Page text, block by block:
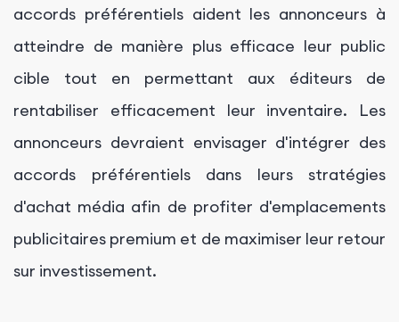
accords préférentiels aident les annonceurs à
atteindre de manière plus efficace leur public
cible tout en permettant aux éditeurs de
rentabiliser efficacement leur inventaire. Les
annonceurs devraient envisager d'intégrer des
accords préférentiels dans leurs stratégies
d'achat média afin de profiter d'emplacements
publicitaires premium et de maximiser leur retour
sur investissement.